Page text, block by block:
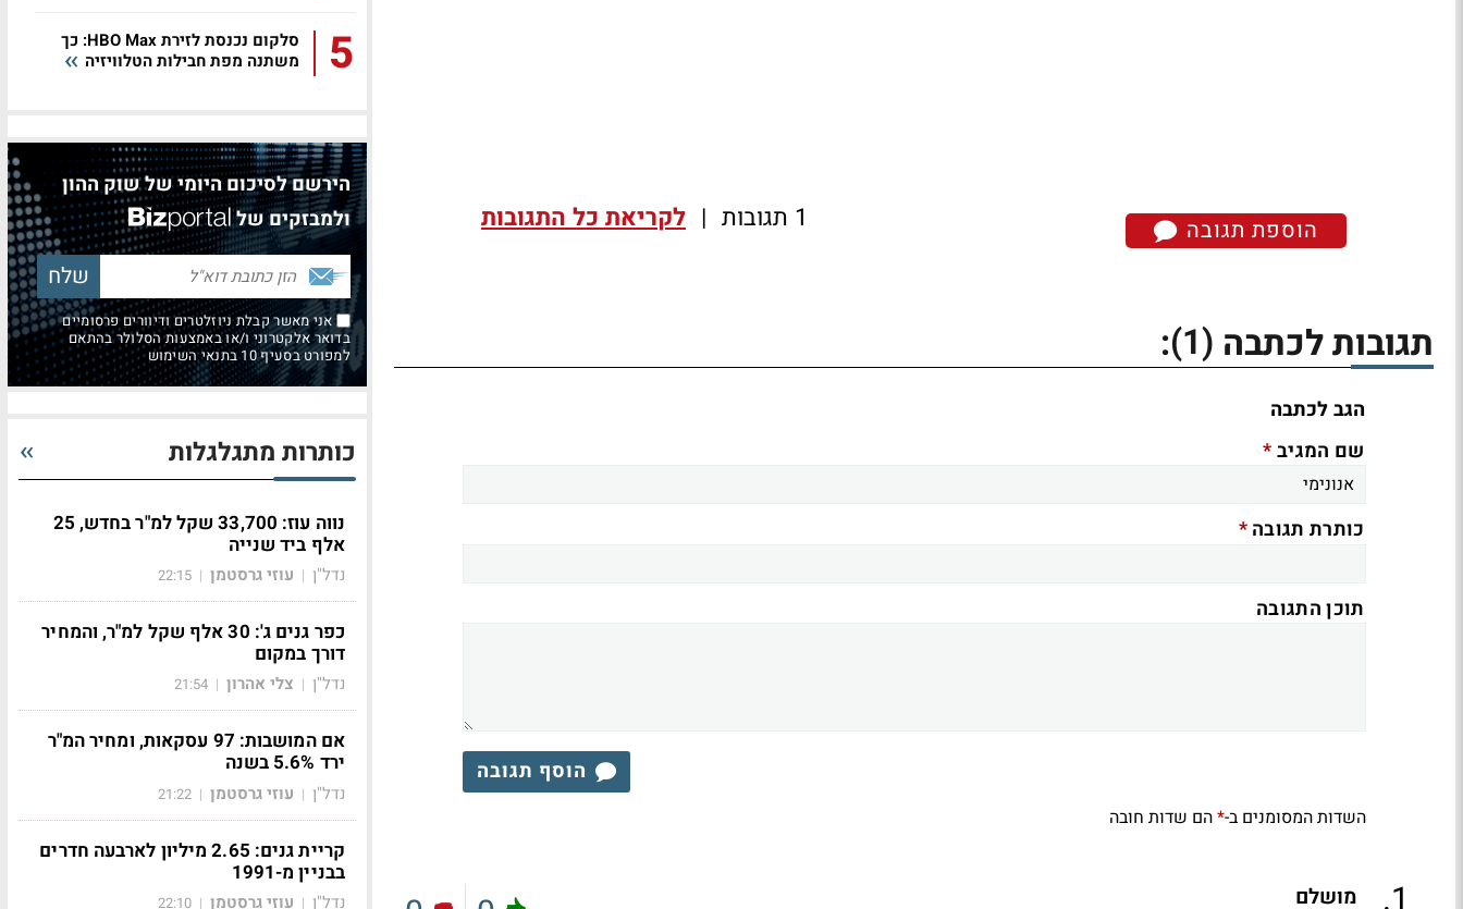
הוספת תגובה 1 תגובות | לקריאת כל התגובות
תגובות לכתבה (1)
:
הגב לכתבה
שם המגיב*
כותרת תגובה*
תוכן התגובה
הוסף תגובה
השדות המסומנים ב-*הם שדות חובה
מושלם
5
סלקום נכנסת לזירת HBO Max: כך
משתנה מפת חבילות הטלוויזיה
הירשם לסיכום היומי של שוק ההון
ולמבזקים של
אני מאשר קבלת ניוזלטרים ודיוורים פרסומיים
בדואר אלקטרוני ו/או באמצעות הסלולר בהתאם
למפורט בסעיף 10 בתנאי השימוש
כותרות מתגלגלות
נווה עוז: 33,700 שקל למ"ר בחדש, 25
אלף ביד שנייה
נדל"ן | עוזי גרסטמן |
22:15
כפר גנים ג': 30 אלף שקל למ"ר, והמחיר
דורך במקום
נדל"ן | צלי אהרון |
21:54
אם המושבות: 97 עסקאות, ומחיר המ"ר
ירד 5.6% בשנה
נדל"ן | עוזי גרסטמן |
21:22
קריית גנים: 2.65 מיליון לארבעה חדרים
בבניין מ-1991
נדל"ן | עוזי גרסטמן |
22:10